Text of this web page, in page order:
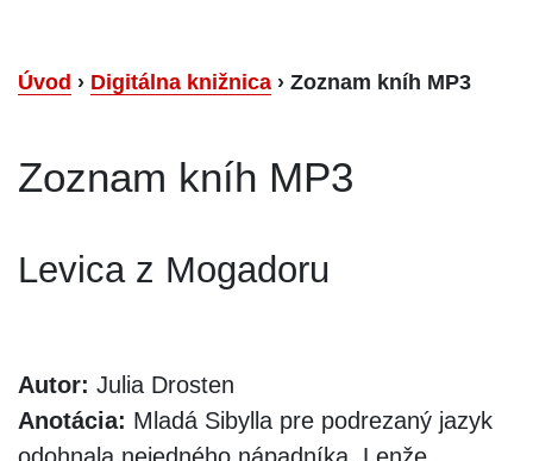
Úvod › Digitálna knižnica › Zoznam kníh MP3
Zoznam kníh MP3
Levica z Mogadoru
Autor: Julia Drosten
Anotácia: Mladá Sibylla pre podrezaný jazyk